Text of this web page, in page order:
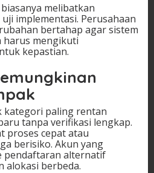
melibatkan
implementasi. Perusahaan
bertahap agar sistem
harus mengikuti
kepastian.
kategori paling rentan
tanpa verifikasi lengkap.
proses cepat atau
berisiko. Akun yang
pendaftaran alternatif
alokasi berbeda.